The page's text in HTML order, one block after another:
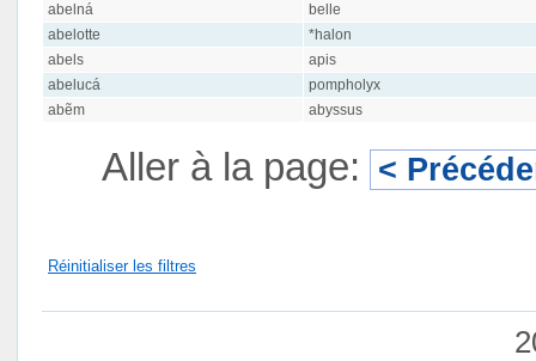
abelná
belle
abelotte
*halon
abels
apis
abelucá
pompholyx
abẽm
abyssus
Aller à la page: <
Réinitialiser les filtres